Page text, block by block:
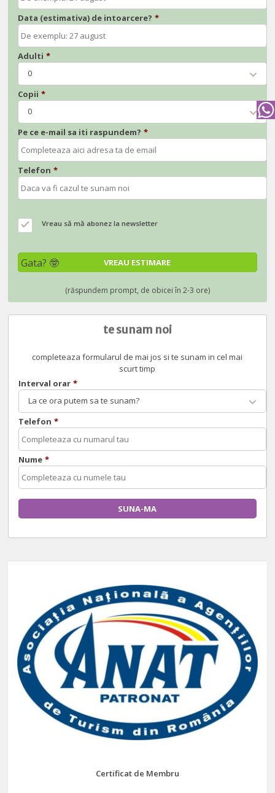
Data (estimativa) de intoarcere? *
Adulti *
0
Copii *
0
Pe ce e-mail sa iti raspundem? *
Telefon *
Vreau să mă abonez la newsletter
te sunam noi
completeaza formularul de mai jos si te sunam in cel mai
scurt timp
Interval orar *
La ce ora putem sa te sunam?
Telefon *
Nume *
Certificat de Membru